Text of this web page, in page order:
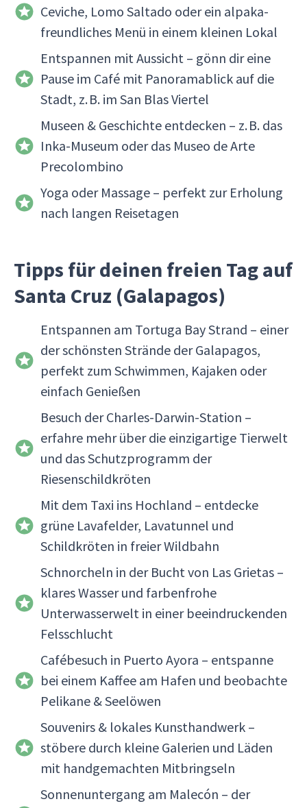
Ceviche, Lomo Saltado oder ein alpaka-
freundliches Menü in einem kleinen Lokal
Entspannen mit Aussicht – gönn dir eine
Pause im Café mit Panoramablick auf die
Stadt, z. B. im San Blas Viertel
Museen & Geschichte entdecken – z. B. das
Inka-Museum oder das Museo de Arte
Precolombino
Yoga oder Massage – perfekt zur Erholung
nach langen Reisetagen
Tipps für deinen freien Tag auf
Santa Cruz (Galapagos)
Entspannen am Tortuga Bay Strand – einer
der schönsten Strände der Galapagos,
perfekt zum Schwimmen, Kajaken oder
einfach Genießen
Besuch der Charles-Darwin-Station –
erfahre mehr über die einzigartige Tierwelt
und das Schutzprogramm der
Riesenschildkröten
Mit dem Taxi ins Hochland – entdecke
grüne Lavafelder, Lavatunnel und
Schildkröten in freier Wildbahn
Schnorcheln in der Bucht von Las Grietas –
klares Wasser und farbenfrohe
Unterwasserwelt in einer beeindruckenden
Felsschlucht
Cafébesuch in Puerto Ayora – entspanne
bei einem Kaffee am Hafen und beobachte
Pelikane & Seelöwen
Souvenirs & lokales Kunsthandwerk –
stöbere durch kleine Galerien und Läden
mit handgemachten Mitbringseln
Sonnenuntergang am Malecón – der